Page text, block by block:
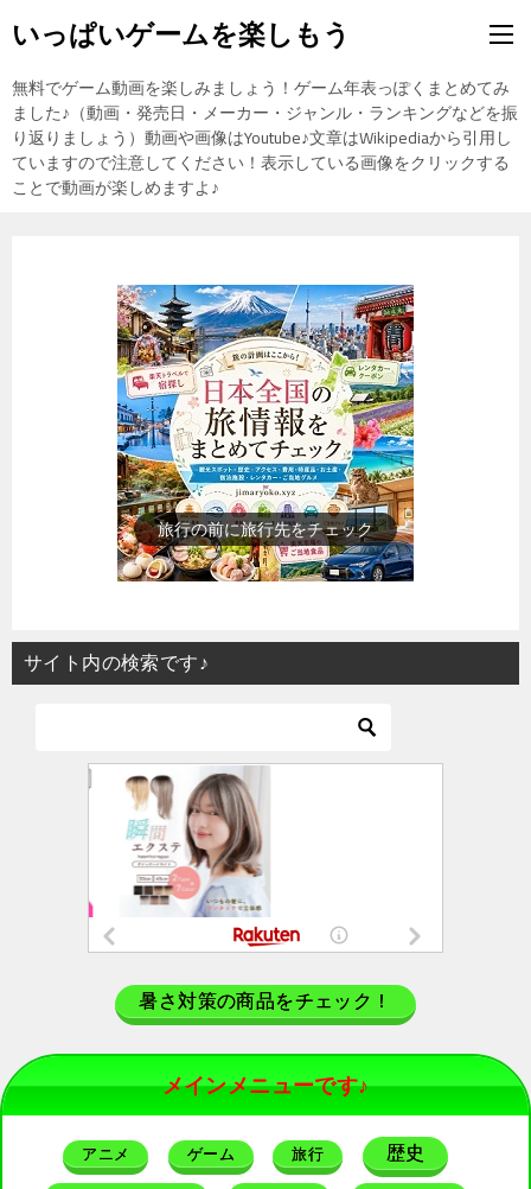
いっぱいゲームを楽しもう
無料でゲーム動画を楽しみましょう！ゲーム年表っぽくまとめてみ
ました♪（動画・発売日・メーカー・ジャンル・ランキングなどを振
り返りましょう）動画や画像はYoutube♪文章はWikipediaから引用し
ていますので注意してください！表示している画像をクリックする
ことで動画が楽しめますよ♪
歴史上の人物を動画で勉強
サイト内の検索です♪
暑さ対策の商品をチェック！
メインメニューです♪
アニメ ゲーム 旅行 歴史